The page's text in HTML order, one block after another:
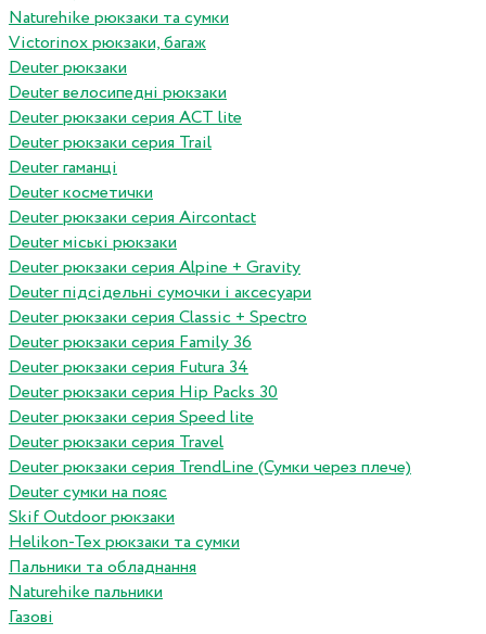
Naturehike рюкзаки та сумки
Victorinox рюкзаки, багаж
Deuter рюкзаки
Deuter велосипедні рюкзаки
Deuter рюкзаки серия ACT lite
Deuter рюкзаки серия Trail
Deuter гаманці
Deuter косметички
Deuter рюкзаки серия Aircontact
Deuter міські рюкзаки
Deuter рюкзаки серия Alpine + Gravity
Deuter підсідельні сумочки і аксесуари
Deuter рюкзаки серия Classic + Spectro
Deuter рюкзаки серия Family 36
Deuter рюкзаки серия Futura 34
Deuter рюкзаки серия Hip Packs 30
Deuter рюкзаки серия Speed lite
Deuter рюкзаки серия Travel
Deuter рюкзаки серия TrendLine (Сумки через плече)
Deuter сумки на пояс
Skif Outdoor рюкзаки
Helikon-Tex рюкзаки та сумки
Пальники та обладнання
Naturehike пальники
Газові